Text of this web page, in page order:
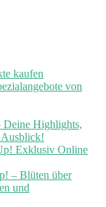
kaufen
von
Deine Highlights,
Exklusiv Online
– Blüten über
und